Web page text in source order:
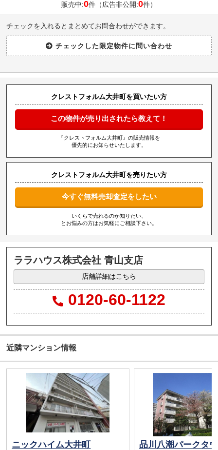
販売中:0件（広告非公開:0件）
チェックを入れるとまとめてお問合わせができます。
クレストフォルム大井町を買いたい方
この物件が売り出されたら教えて！
『クレストフォルム大井町』の販売情報を
優先的にお知らせいたします。
クレストフォルム大井町を売りたい方
今すぐ無料売却査定をしたい
いくらで売れるのか知りたい、
とお悩みの方はお気軽にご相談下さい。
ララハウス株式会社 青山支店
店舗詳細はこちら
0120-60-1122
近隣マンション情報
ニックハイム大井町